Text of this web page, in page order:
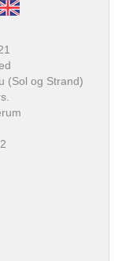
(Sol og Strand)